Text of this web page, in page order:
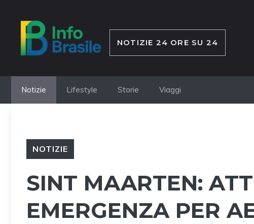
contenuto
NOTIZIE 24 ORE SU 24
Notizie Lifestyle Storie Viaggi
NOTIZIE
SINT MAARTEN:
EMERGENZA PER